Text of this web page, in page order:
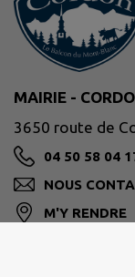
MAIRIE -
3650 route de
04 50 58 04
NOUS
M'Y RENDRE